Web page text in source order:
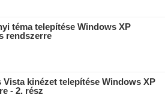
téma telepítése Windows XP
rendszerre
Vista kinézet telepítése Windows XP
- 2. rész